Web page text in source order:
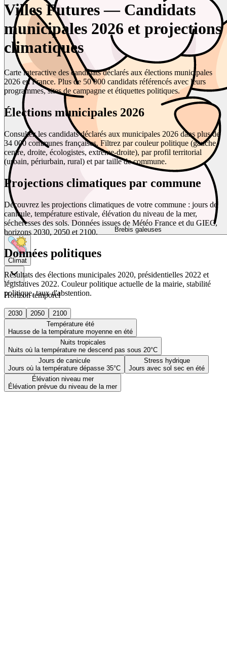
Brebis galeuses
Climat
Horizon temporel
2030 2050
2100
Température été
Hausse de la température moyenne en été
Nuits tropicales
Nuits où la température ne descend pas sous 20°C
Jours de canicule
Jours où la température dépasse 35°C
Stress hydrique
Jours avec sol sec en été
Élévation niveau mer
Élévation prévue du niveau de la mer
Villes Futures — Candidats
municipales 2026 et projections
climatiques
Carte interactive des candidats déclarés aux élections municipales
2026 en France. Plus de 50 000 candidats référencés avec leurs
programmes, sites de campagne et étiquettes politiques.
Élections municipales 2026
Consultez les candidats déclarés aux municipales 2026 dans plus de
34 000 communes françaises. Filtrez par couleur politique (gauche,
centre, droite, écologistes, extrême-droite), par profil territorial
(urbain, périurbain, rural) et par taille de commune.
Projections climatiques par commune
Découvrez les projections climatiques de votre commune : jours de
canicule, température estivale, élévation du niveau de la mer,
sécheresses des sols. Données issues de Météo France et du GIEC,
horizons 2030, 2050 et 2100.
Données politiques
Résultats des élections municipales 2020, présidentielles 2022 et
législatives 2022. Couleur politique actuelle de la mairie, stabilité
politique, taux d'abstention.